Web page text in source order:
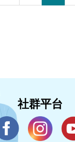
社群平台